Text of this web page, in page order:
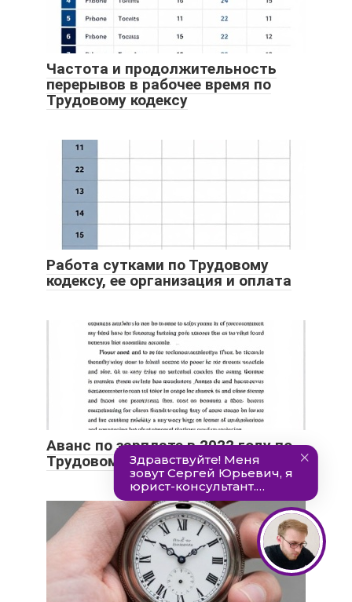
Частота и продолжительность
перерывов в рабочее время по
Трудовому кодексу
Работа сутками по Трудовому
кодексу, ее организация и оплата
Аванс по зарплате в 2022 году по
Трудовому кодексу